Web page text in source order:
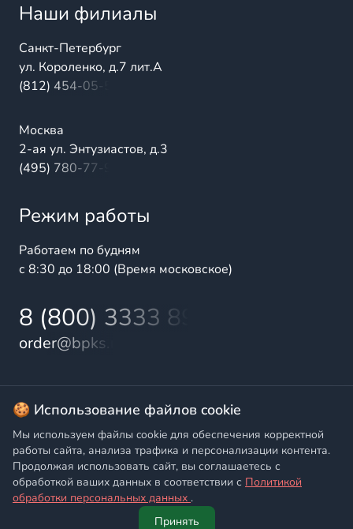
Наши филиалы
Санкт-Петербург
ул. Короленко, д.7 лит.А
(812) 454-05-54
Москва
2-ая ул. Энтузиастов, д.3
(495) 780-77-98
Режим работы
Работаем по будням
с 8:30 до 18:00 (Время московское)
8 (800) 3333 899
order@bpks.ru
© 2025 БалтПромКомплект — комплексные поставки
высококачественной продукции промышленного и
бытового назначения
Политика конфиденциальности,Согласие на обработку
персональных данных
🍪 Использование файлов cookie
Мы используем файлы cookie для обеспечения корректной
работы сайта, анализа трафика и персонализации контента.
Продолжая использовать сайт, вы соглашаетесь с
обработкой ваших данных в соответствии с Политикой
обработки персональных данных .
Принять